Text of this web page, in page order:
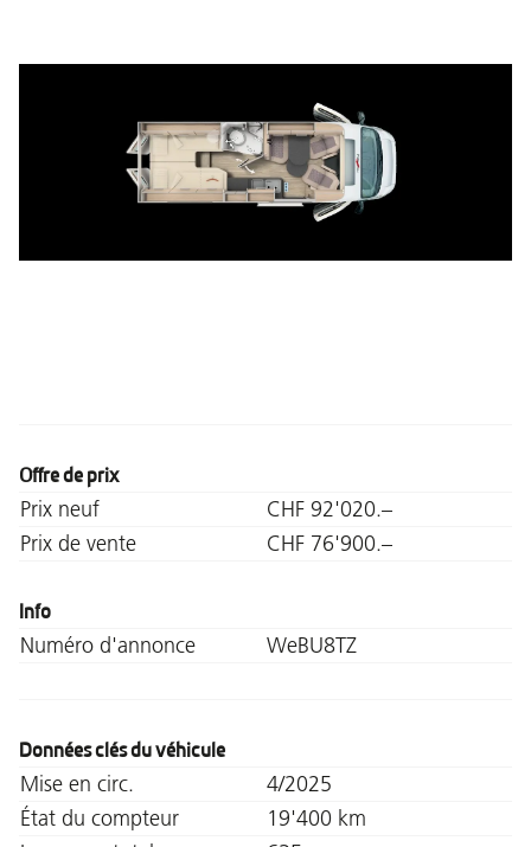
Offre de prix
Prix neuf
CHF 92'020.–
Prix de vente
CHF 76'900.–
Info
Numéro d'annonce WeBU8TZ
Données clés du véhicule
Mise en circ.
4/2025
État du compteur
19'400 km